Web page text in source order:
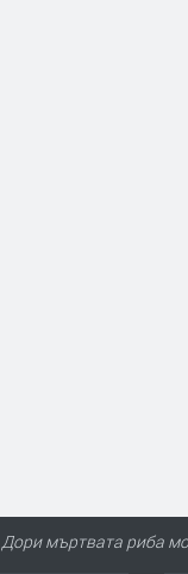
Дори мъртвата риба